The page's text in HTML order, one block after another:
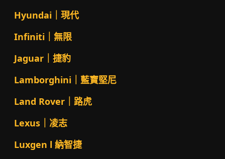
Hyundai｜現代
Infiniti｜無限
Jaguar｜捷豹
Lamborghini｜藍寶堅尼
Land Rover｜路虎
Lexus｜凌志
Luxgen l 納智捷